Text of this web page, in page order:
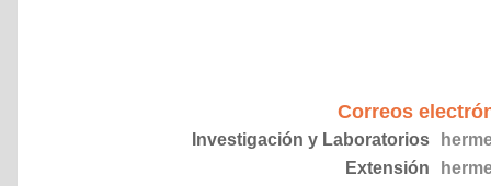
Correos
Investigación y Laboratorios
Extensión